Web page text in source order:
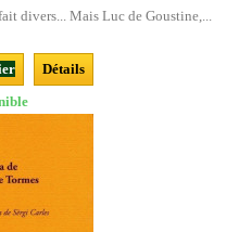
divers... Mais Luc de Goustine,...
Détails